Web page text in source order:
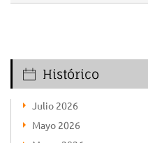
Histórico
Julio 2026
Mayo 2026